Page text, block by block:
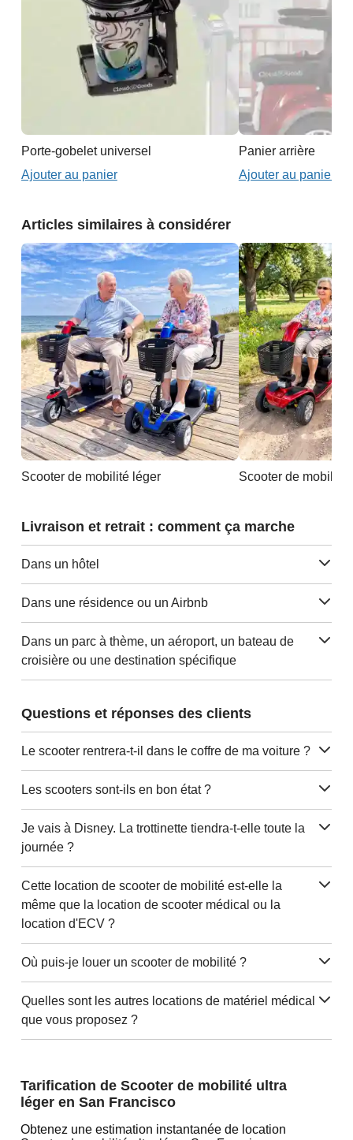
Porte-gobelet universel
Ajouter au panier
Panier arrière
Ajouter au panier
Articles similaires à considérer
Scooter de mobilité léger
Livraison et retrait : comment ça marche
Dans un hôtel
Dans une résidence ou un Airbnb
Dans un parc à thème, un aéroport, un bateau de
croisière ou une destination spécifique
Questions et réponses des clients
Le scooter rentrera-t-il dans le coffre de ma voiture ?
Les scooters sont-ils en bon état ?
Je vais à Disney. La trottinette tiendra-t-elle toute la
journée ?
Cette location de scooter de mobilité est-elle la
même que la location de scooter médical ou la
location d'ECV ?
Où puis-je louer un scooter de mobilité ?
Quelles sont les autres locations de matériel médical
que vous proposez ?
Tarification de Scooter de mobilité ultra
léger en San Francisco
Obtenez une estimation instantanée de location